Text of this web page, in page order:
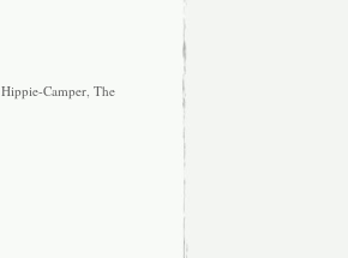
Hippie-Camper The